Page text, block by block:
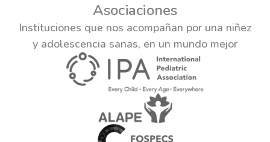
Asociaciones
Instituciones que nos acompañan por una niñez
y adolescencia sanas, en un mundo mejor